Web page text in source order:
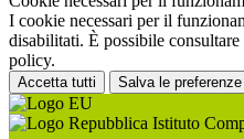
I cookie necessari per il
disabilitati. È possibile
policy.
Accetta tutti Salva le preferenze
Istituto